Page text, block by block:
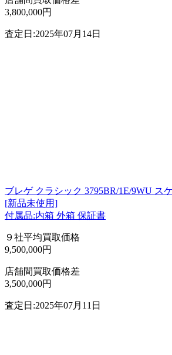
3,800,000円
査定日:2025年07月14日
ブレゲ クラシック 3795BR/1E/9WU ス
[新品未使用]
付属品:内箱 外箱 保証書
９社平均買取価格
9,500,000円
店舗間買取価格差
3,500,000円
査定日:2025年07月11日